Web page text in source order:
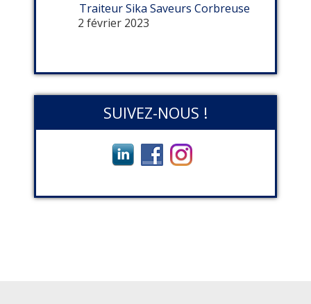
Traiteur Sika Saveurs Corbreuse
2 février 2023
SUIVEZ-NOUS !